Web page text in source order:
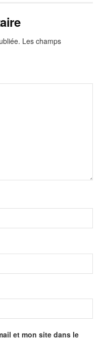
Les champs
et mon site dans le